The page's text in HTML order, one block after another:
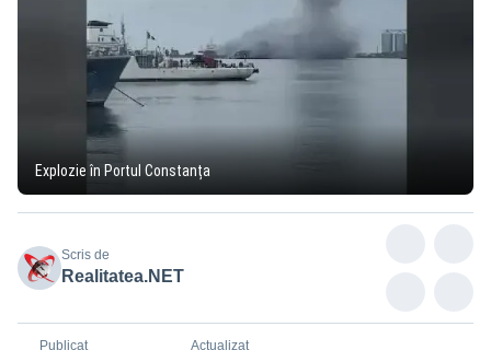
Explozie în Portul Constanța
Scris de
Realitatea.NET
Publicat Actualizat